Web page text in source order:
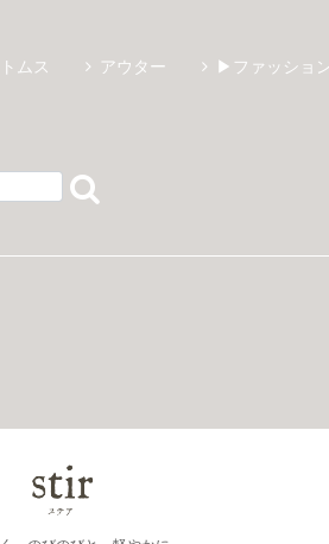
ムス アウター
▶ファッショ